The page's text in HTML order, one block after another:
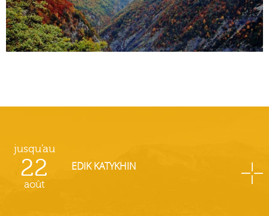
jusqu'au
22
août
EDIK KATYKHIN